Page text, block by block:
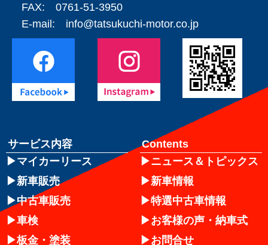
FAX: 0761-51-3950
E-mail: info@tatsukuchi-motor.co.jp
サービス内容
マイカーリース
新車販売
中古車販売
車検
板金・塗装
Contents
ニュース＆トピックス
新車情報
特選中古車情報
お客様の声・納車式
お問合せ